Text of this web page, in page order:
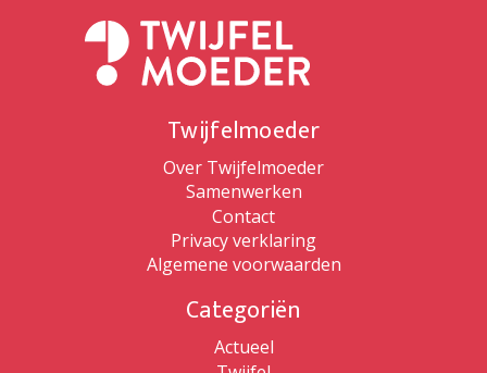
Twijfelmoeder
Over Twijfelmoeder
Samenwerken
Contact
Privacy verklaring
Algemene voorwaarden
Categoriën
Actueel